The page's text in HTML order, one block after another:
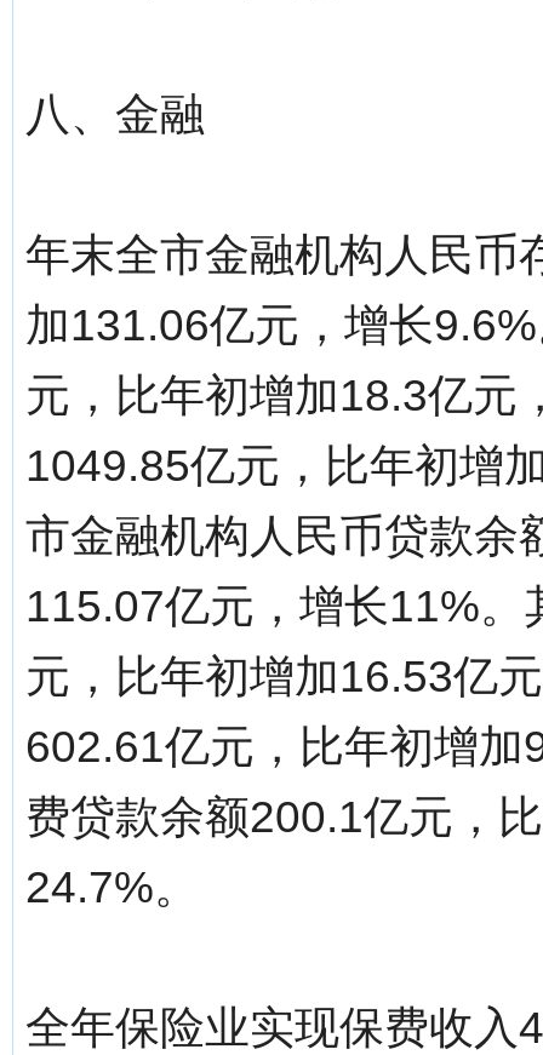
八、金融
年末全市金融机构人民币
加131.06亿元，增长
元，比年初增加18.3亿元
1049.85亿元，比年初增
市金融机构人民币贷款余
115.07亿元，增长11%
元，比年初增加16.53亿
602.61亿元，比年初增
费贷款余额200.1亿元，
24.7%。
全年保险业实现保费收入